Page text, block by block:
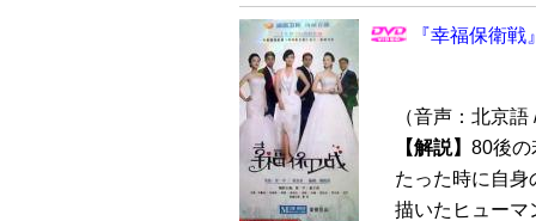
『幸福保衛
（音声：北京
【解説】 80後の
たった時に自身
描いたヒューマ